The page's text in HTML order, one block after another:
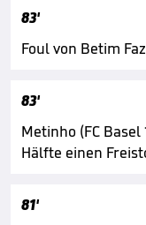
83'
Foul von Betim
83'
Metinho (FC
Hälfte einen
81'